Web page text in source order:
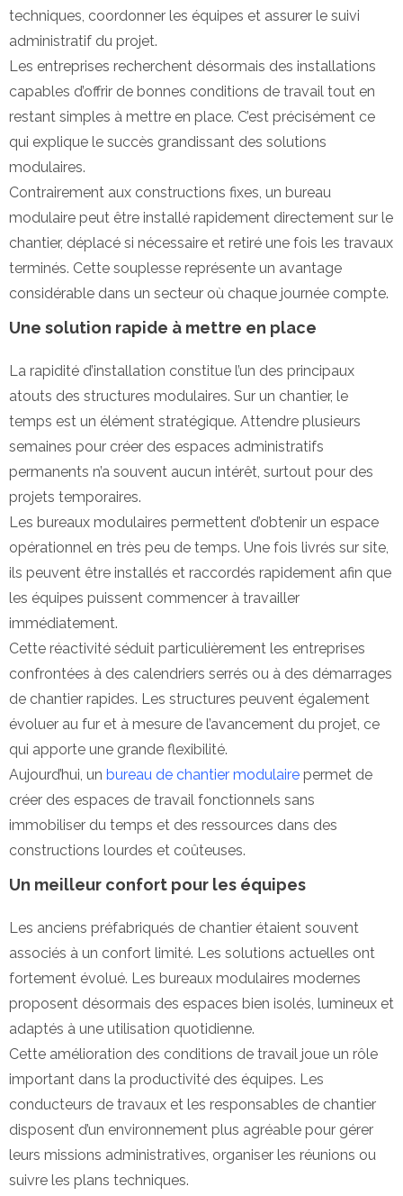
techniques, coordonner les équipes et assurer le suivi
administratif du projet.
Les entreprises recherchent désormais des installations
capables d’offrir de bonnes conditions de travail tout en
restant simples à mettre en place. C’est précisément ce
qui explique le succès grandissant des solutions
modulaires.
Contrairement aux constructions fixes, un bureau
modulaire peut être installé rapidement directement sur le
chantier, déplacé si nécessaire et retiré une fois les travaux
terminés. Cette souplesse représente un avantage
considérable dans un secteur où chaque journée compte.
Une solution rapide à mettre en place
La rapidité d’installation constitue l’un des principaux
atouts des structures modulaires. Sur un chantier, le
temps est un élément stratégique. Attendre plusieurs
semaines pour créer des espaces administratifs
permanents n’a souvent aucun intérêt, surtout pour des
projets temporaires.
Les bureaux modulaires permettent d’obtenir un espace
opérationnel en très peu de temps. Une fois livrés sur site,
ils peuvent être installés et raccordés rapidement afin que
les équipes puissent commencer à travailler
immédiatement.
Cette réactivité séduit particulièrement les entreprises
confrontées à des calendriers serrés ou à des démarrages
de chantier rapides. Les structures peuvent également
évoluer au fur et à mesure de l’avancement du projet, ce
qui apporte une grande flexibilité.
Aujourd’hui, un bureau de chantier modulaire permet de
créer des espaces de travail fonctionnels sans
immobiliser du temps et des ressources dans des
constructions lourdes et coûteuses.
Un meilleur confort pour les équipes
Les anciens préfabriqués de chantier étaient souvent
associés à un confort limité. Les solutions actuelles ont
fortement évolué. Les bureaux modulaires modernes
proposent désormais des espaces bien isolés, lumineux et
adaptés à une utilisation quotidienne.
Cette amélioration des conditions de travail joue un rôle
important dans la productivité des équipes. Les
conducteurs de travaux et les responsables de chantier
disposent d’un environnement plus agréable pour gérer
leurs missions administratives, organiser les réunions ou
suivre les plans techniques.